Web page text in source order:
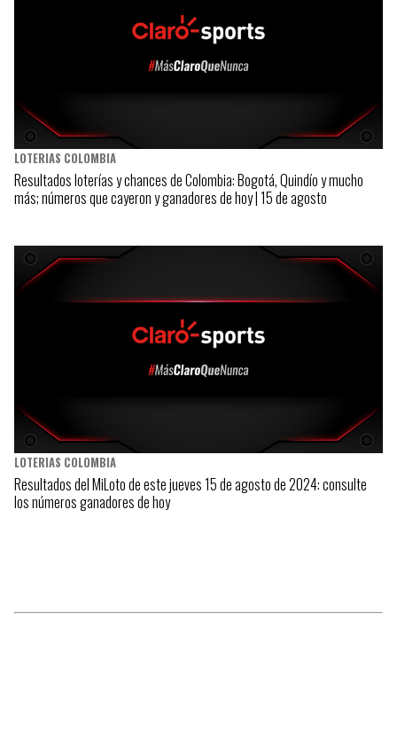
LOTERIAS COLOMBIA
Resultados loterías y chances de Colombia: Bogotá, Quindío y mucho
más; números que cayeron y ganadores de hoy | 15 de agosto
LOTERIAS COLOMBIA
Resultados del MiLoto de este jueves 15 de agosto de 2024: consulte
los números ganadores de hoy